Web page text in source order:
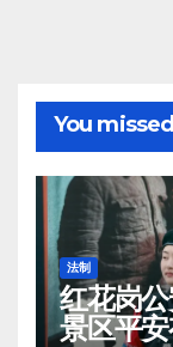
You missed
法制
红花岗
景区平